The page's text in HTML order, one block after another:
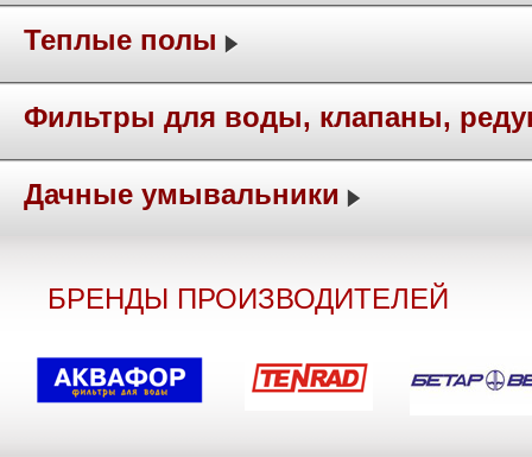
Теплые полы
Фильтры для воды, клапаны,
Дачные умывальники
БРЕНДЫ ПРОИЗВОДИТЕЛЕЙ